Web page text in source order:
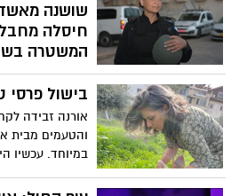
שושנה
חיסלה
המשטרה
את רפ"ק מאלי
מכירים. בעבר
ומשטרת
ושוטרת בתחנת
נלחמה בקרב על
בישול פרסי
אורנה זבידה
והטעמים מבית
במיוחד. עכשיו